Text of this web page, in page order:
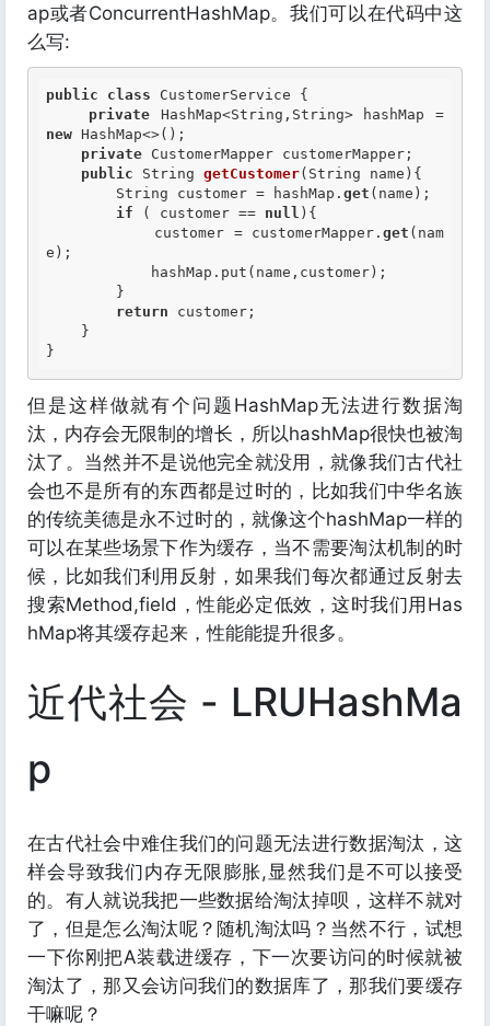
ap或者ConcurrentHashMap。我们可以在代码中这
么写:
public class CustomerService {
private
new HashMap<>();
private CustomerMapper customerMapper;
public String getCustomer(String name){
        String customer = hashMap.
get (name);
if ( customer == null ){
            customer = customerMapper.
get (nam
e);
return customer;
但是这样做就有个问题HashMap无法进行数据淘
汰，内存会无限制的增长，所以hashMap很快也被淘
汰了。当然并不是说他完全就没用，就像我们古代社
会也不是所有的东西都是过时的，比如我们中华名族
的传统美德是永不过时的，就像这个hashMap一样的
可以在某些场景下作为缓存，当不需要淘汰机制的时
候，比如我们利用反射，如果我们每次都通过反射去
搜索Method,field，性能必定低效，这时我们用Has
hMap将其缓存起来，性能能提升很多。
近代社会 - LRUHashMa
p
在古代社会中难住我们的问题无法进行数据淘汰，这
样会导致我们内存无限膨胀,显然我们是不可以接受
的。有人就说我把一些数据给淘汰掉呗，这样不就对
了，但是怎么淘汰呢？随机淘汰吗？当然不行，试想
一下你刚把A装载进缓存，下一次要访问的时候就被
淘汰了，那又会访问我们的数据库了，那我们要缓存
干嘛呢？